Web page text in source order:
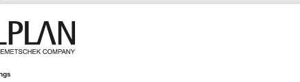
Цитируется из:
...ganz anderer Ansatz um Mengendaten in der IDC zu übergeben...